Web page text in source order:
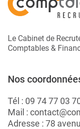
Le Cabinet de
Comptables &
Nos
Tél : 09 74 77 03
Mail :
Adresse : 78